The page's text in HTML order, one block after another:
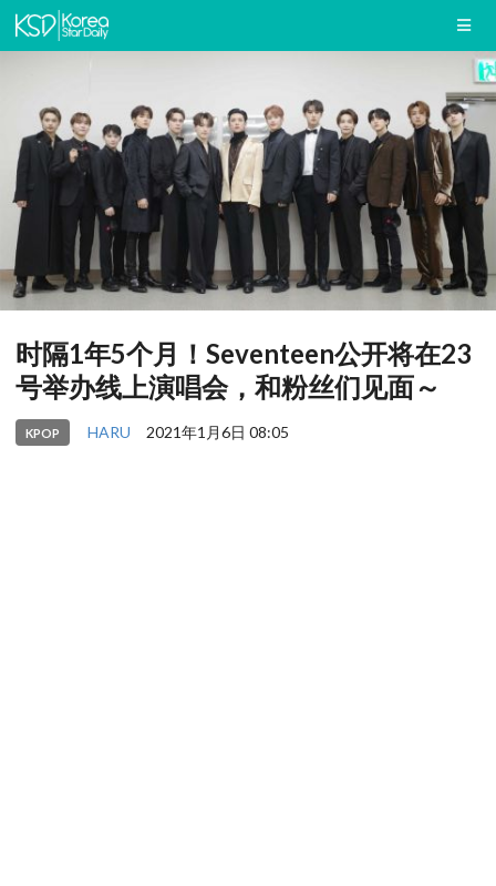
时隔1年5个月！Seventeen公开将在23
号举办线上演唱会，和粉丝们见面～
KPOP HARU 2021年1月6日 08:05